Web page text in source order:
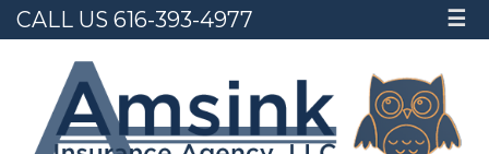
CALL US 616-393-4977 ☰